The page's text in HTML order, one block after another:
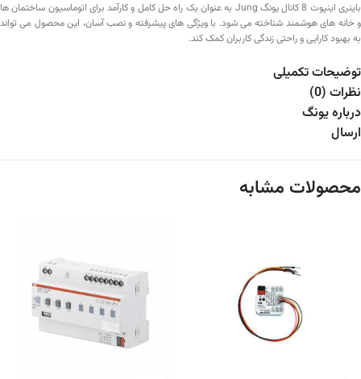
باینری اینپوت 8 کانال یونگ Jung به عنوان یک راه‌ حل کامل و کارآمد برای اتوماسیون ساختمان‌ ها
و خانه‌ های هوشمند شناخته می‌ شود. با ویژگی‌ های پیشرفته و نصب آسان، این محصول می‌ تواند
به بهبود کارایی و راحتی زندگی کاربران کمک کند.
توضیحات تکمیلی
نظرات (0)
درباره یونگ
ارسال
محصولات مشابه